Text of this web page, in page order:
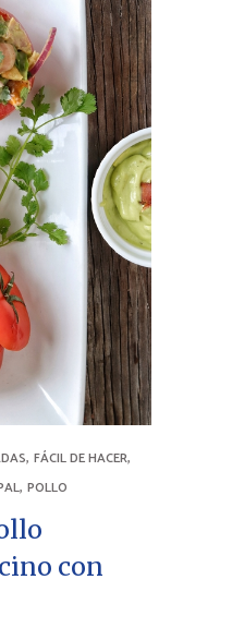
, FÁCIL DE HACER,
, POLLO
con